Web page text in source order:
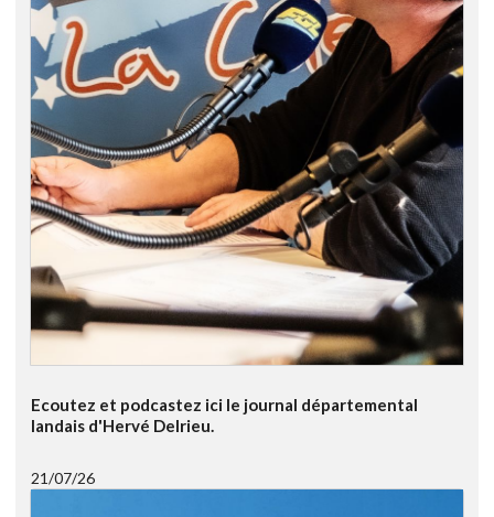
Ecoutez et podcastez ici le journal départemental
landais d'Hervé Delrieu.
21/07/26